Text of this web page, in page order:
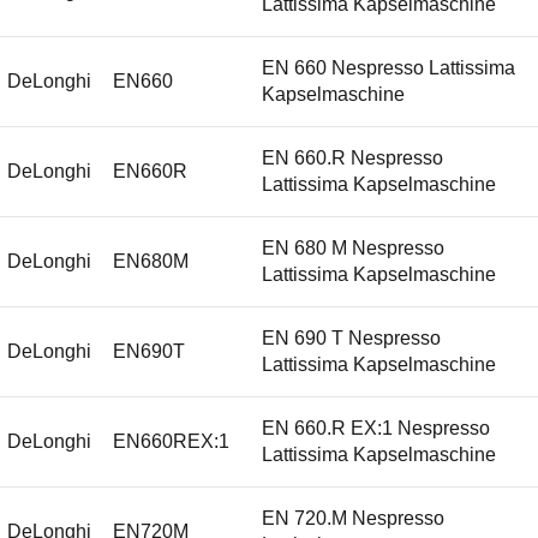
Lattissima Kapselmaschine
DeLonghi EN660
EN 660 Nespresso Lattissima
Kapselmaschine
DeLonghi EN660R
EN 660.R Nespresso
Lattissima Kapselmaschine
DeLonghi EN680M
EN 680 M Nespresso
Lattissima Kapselmaschine
DeLonghi EN690T
EN 690 T Nespresso
Lattissima Kapselmaschine
DeLonghi EN660REX:1
EN 660.R EX:1 Nespresso
Lattissima Kapselmaschine
DeLonghi EN720M
EN 720.M Nespresso